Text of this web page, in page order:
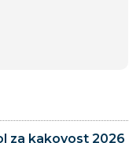
za kakovost 2026